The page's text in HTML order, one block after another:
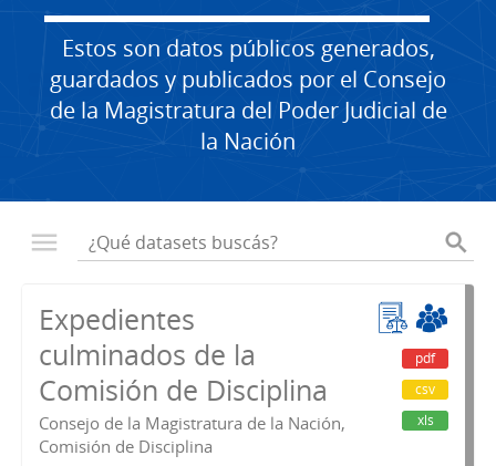
Estos son datos públicos generados,
guardados y publicados por el Consejo
de la Magistratura del Poder Judicial de
la Nación
Expedientes
culminados de la
Comisión de Disciplina
Consejo de la Magistratura de la Nación,
Comisión de Disciplina
pdf
csv
xls